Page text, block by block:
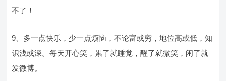
不了！
9、多一点快乐，少一点烦恼，不论富或穷，地位高或低，知
识浅或深。每天开心笑，累了就睡觉，醒了就微笑，闲了就
发微博。